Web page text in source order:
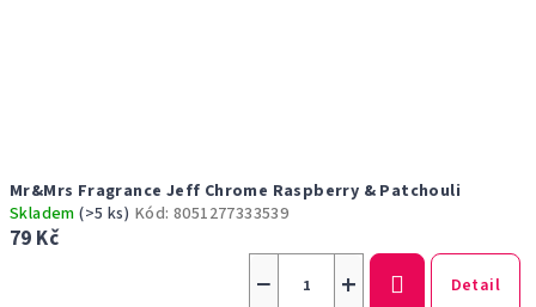
Mr&Mrs Fragrance Jeff Chrome Raspberry & Patchouli
Skladem(>5 ks) Kód:8051277333539
79 Kč
+
− Detail